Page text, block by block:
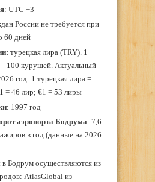
: UTC +3
России не требуется при
60 дней
турецкая лира (TRY). 1
= 100 курушей. Актуальный
год: 1 турецкая лира =
= 46 лир; €1 = 53 лиры
: 1997 год
аэропорта Бодрума: 7,6
в год (данные на 2026
Бодрум осуществляются из
AtlasGlobal из